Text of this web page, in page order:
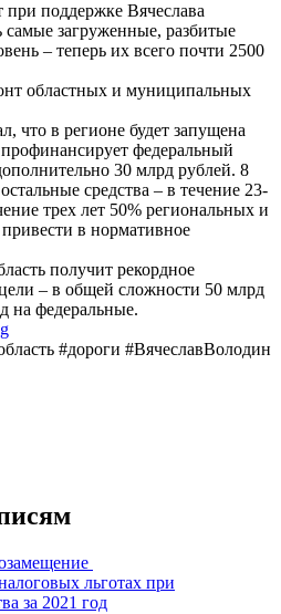
при поддержке Вячеслава
самые загруженные, разбитые
– теперь их всего почти 2500
областных и муниципальных
что в регионе будет запущена
федеральный
30 млрд рублей. 8
средства – в течение 23-
трех лет 50% региональных и
в нормативное
получит рекордное
– в общей сложности 50 млрд
на федеральные.
#дороги #ВячеславВолодин
льготах при
за 2021 год